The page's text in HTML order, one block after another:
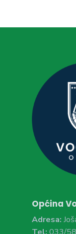
Općina
Adresa: